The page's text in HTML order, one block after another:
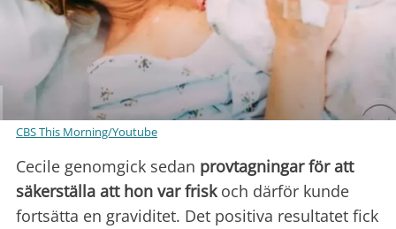
CBS This Morning/Youtube
Cecile genomgick sedan provtagningar för att
säkerställa att hon var friskoch därför kunde
fortsätta en graviditet. Det positiva resultatet fick